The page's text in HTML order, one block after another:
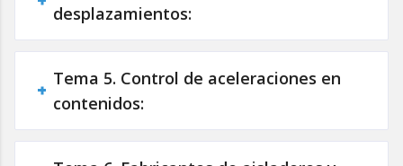
desplazamientos:
Tema 5. Control de aceleraciones en
contenidos: